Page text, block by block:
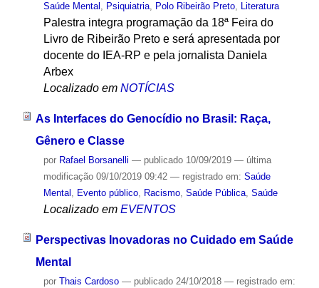
Saúde Mental , Psiquiatria, Polo Ribeirão Preto, Literatura
Palestra integra programação da 18ª Feira do
Livro de Ribeirão Preto e será apresentada por
docente do IEA-RP e pela jornalista Daniela
Arbex
Localizado em NOTÍCIAS
As Interfaces do Genocídio no Brasil: Raça,
Gênero e Classe
por Rafael Borsanelli — publicado10/09/2019 — última
modificação09/10/2019 09:42 — registrado em: Saúde
Mental , Evento público, Racismo, Saúde Pública, Saúde
Localizado em EVENTOS
Perspectivas Inovadoras no Cuidado em Saúde
Mental
por Thais Cardoso — publicado24/10/2018 — registrado em: